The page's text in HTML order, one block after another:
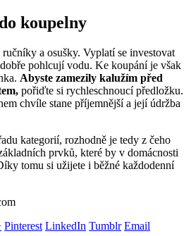
koupelny
a osušky. Vyplatí se investovat
pohlcují vodu. Ke koupání je však
Abyste zamezily kalužím před
pořiďte si rychleschnoucí předložku.
chvíle stane příjemnější a její údržba
kategorií, rozhodně je tedy z čeho
prvků, které by v domácnosti
tomu si užijete i běžné každodenní
Pinterest LinkedIn Tumblr Email